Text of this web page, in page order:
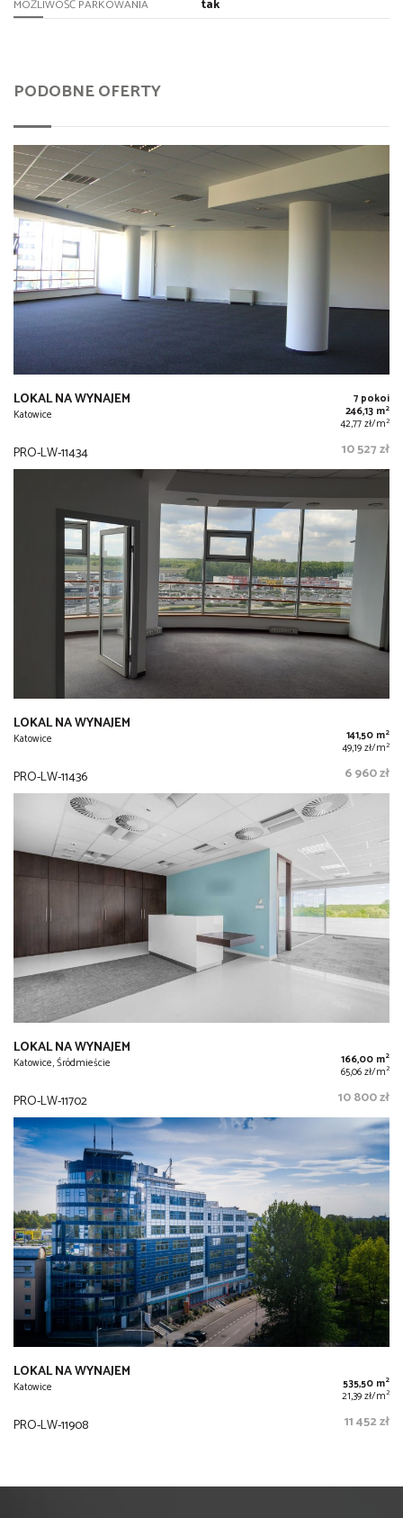
MOŻLIWOŚĆ PARKOWANIA tak
PODOBNE OFERTY
LOKAL NA WYNAJEM
Katowice
7 pokoi
246,13 m2
42,77 zł/m2
PRO-LW-11434 10 527 zł
LOKAL NA WYNAJEM
Katowice 141,50 m2
49,19 zł/m2
PRO-LW-11436 6 960 zł
LOKAL NA WYNAJEM
Katowice, Śródmieście 166,00 m2
65,06 zł/m2
PRO-LW-11702 10 800 zł
LOKAL NA WYNAJEM
Katowice 535,50 m2
21,39 zł/m2
PRO-LW-11908 11 452 zł